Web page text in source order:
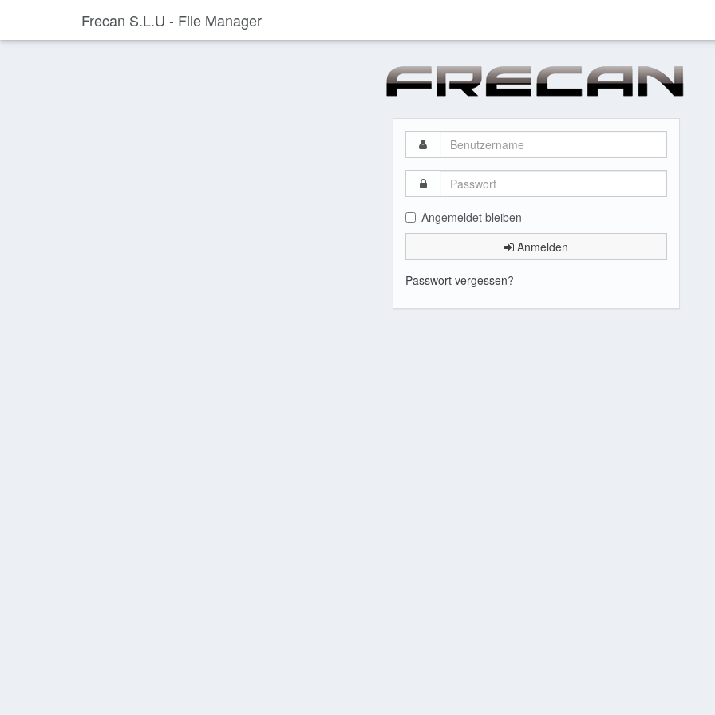
Frecan S.L.U - File Manager
Benutzername
Passwort
Angemeldet bleiben
Anmelden
Passwort vergessen?